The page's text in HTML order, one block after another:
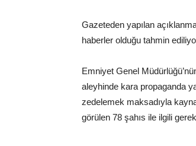
Gazeteden yapılan
haberler olduğu tahmin
Emniyet Genel
aleyhinde kara propaganda
zedelemek maksadıyla
görülen 78 şahıs ile ilgili